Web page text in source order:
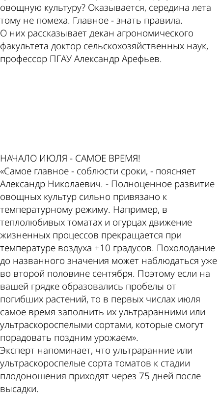
овощную культуру? Оказывается, середина лета
тому не помеха. Главное - знать правила.
О них рассказывает декан агрономического
факультета доктор сельскохозяйственных наук,
профессор ПГАУ Александр Арефьев.
НАЧАЛО ИЮЛЯ - САМОЕ ВРЕМЯ!
«Самое главное - соблюсти сроки, - поясняет
Александр Николаевич. - Полноценное развитие
овощных культур сильно привязано к
температурному режиму. Например, в
теплолюбивых томатах и огурцах движение
жизненных процессов прекращается при
температуре воздуха +10 градусов. Похолодание
до названного значения может наблюдаться уже
во второй половине сентября. Поэтому если на
вашей грядке образовались пробелы от
погибших растений, то в первых числах июля
самое время заполнить их ультраранними или
ультраскороспелыми сортами, которые смогут
порадовать поздним урожаем».
Эксперт напоминает, что ультраранние или
ультраскороспелые сорта томатов к стадии
плодоношения приходят через 75 дней после
высадки.